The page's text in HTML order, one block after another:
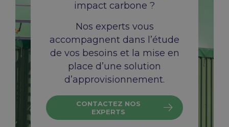
impact carbone ?
Nos experts vous
accompagnent dans l’étude
de vos besoins et la mise en
place d’une solution
d’approvisionnement.
CONTACTEZ NOS
EXPERTS